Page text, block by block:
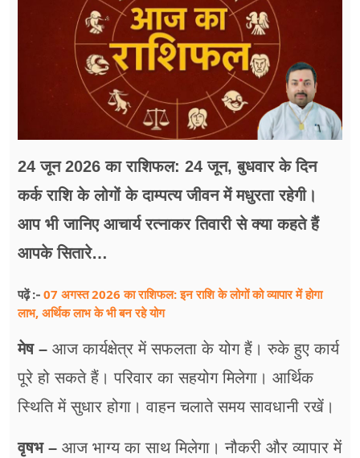
जॉब्स
अन्य खबरें
24 जून 2026 का राशिफल: 24 जून, बुधवार के दिन
कर्क राशि के लोगों के दाम्पत्य जीवन में मधुरता रहेगी।
आप भी जानिए आचार्य रत्नाकर तिवारी से क्या कहते हैं
आपके सितारे…
पढ़ें :- 07 अगस्त 2026 का राशिफल: इन राशि के लोगों को व्यापार में होगा
लाभ, अर्थिक लाभ के भी बन रहे योग
मेष – आज कार्यक्षेत्र में सफलता के योग हैं। रुके हुए कार्य
पूरे हो सकते हैं। परिवार का सहयोग मिलेगा। आर्थिक
स्थिति में सुधार होगा। वाहन चलाते समय सावधानी रखें।
वृषभ – आज भाग्य का साथ मिलेगा। नौकरी और व्यापार में